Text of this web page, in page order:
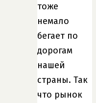
тоже
немало
бегает по
дорогам
нашей
страны. Так
что рынок